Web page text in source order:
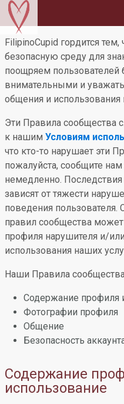
FilipinoCupid гордится
безопасную среду для
поощряем
внимательными и
общения и использования
Эти Правила сообщества
к нашим Условиям
что кто-то нарушает эти
пожалуйста, сообщите нам
немедленно.
зависят от тяжести
поведения
правил сообщества
профиля нарушителя и/
использования наших
Наши Правила сообщества
Содержание профиля
Фотографии профиля
Общение
Безопасность
Содержание
использование